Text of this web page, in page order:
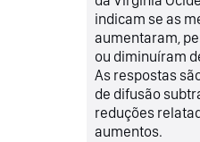
indicam se as
aumentaram,
ou diminuíram
As respostas
de difusão
reduções
aumentos.